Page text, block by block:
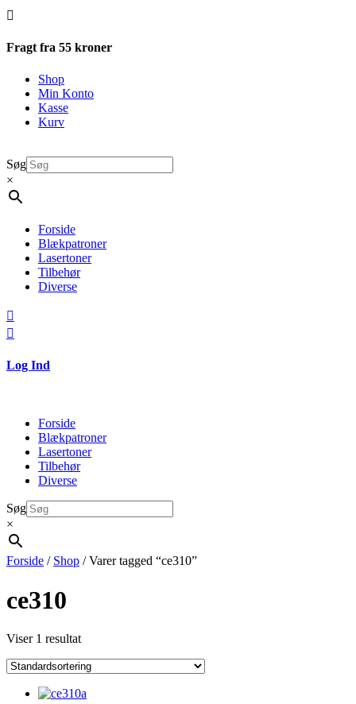

Fragt fra 55 kroner
Shop
Min Konto
Kasse
Kurv
Søg
×
Forside
Blækpatroner
Lasertoner
Tilbehør
Diverse


Log Ind
Forside
Blækpatroner
Lasertoner
Tilbehør
Diverse
Søg
×
Forside / Shop / Varer tagged “ce310”
ce310
Viser 1 resultat